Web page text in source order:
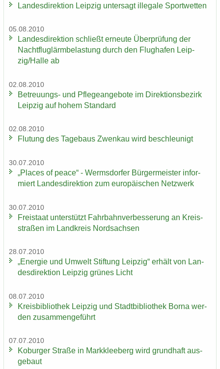
Lan­des­di­rek­ti­on Leip­zig un­ter­sagt il­le­ga­le Sport­wet­ten
05.08.2010
Lan­des­di­rek­ti­on schließt er­neu­te Über­prü­fung der
Nacht­flug­lärm­be­las­tung durch den Flug­ha­fen Leip­
zig/Halle ab
02.08.2010
Betreuungs-​ und Pfle­ge­an­ge­bo­te im Di­rek­ti­ons­be­zirk
Leip­zig auf hohem Stan­dard
02.08.2010
Flu­tung des Ta­ge­baus Zwenkau wird be­schleu­nigt
30.07.2010
„Places of peace“ - Werms­dor­fer Bür­ger­meis­ter in­for­
miert Lan­des­di­rek­ti­on zum eu­ro­päi­schen Netz­werk
30.07.2010
Frei­staat un­ter­stützt Fahr­bahn­ver­bes­se­rung an Kreis­
stra­ßen im Land­kreis Nord­sach­sen
28.07.2010
„En­er­gie und Um­welt Stif­tung Leip­zig“ er­hält von Lan­
des­di­rek­ti­on Leip­zig grü­nes Licht
08.07.2010
Kreis­bi­blio­thek Leip­zig und Stadt­bi­blio­thek Borna wer­
den zu­sam­men­ge­führt
07.07.2010
Ko­bur­ger Stra­ße in Mark­klee­berg wird grund­haft aus­
ge­baut